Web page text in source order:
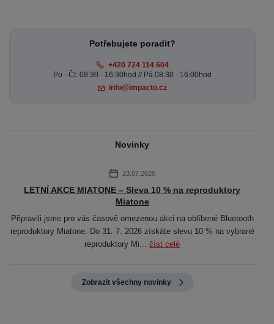
Potřebujete poradit?
+420 724 114 604
Po - Čt: 08:30 - 16:30hod // Pá 08:30 - 16:00hod
info@impacto.cz
Novinky
23.07.2026
LETNÍ AKCE MIATONE – Sleva 10 % na reproduktory
Miatone
Připravili jsme pro vás časově omezenou akci na oblíbené Bluetooth
reproduktory Miatone. Do 31. 7. 2026 získáte slevu 10 % na vybrané
reproduktory Mi...číst celé
Zobrazit všechny novinky